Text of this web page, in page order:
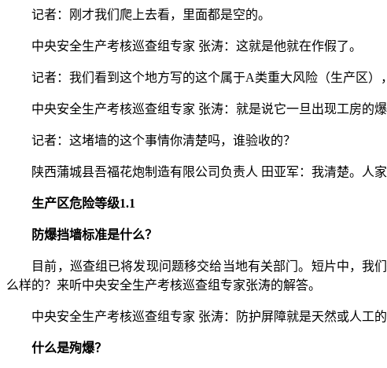
记者：刚才我们爬上去看，里面都是空的。
中央安全生产考核巡查组专家 张涛：这就是他就在作假了。
记者：我们看到这个地方写的这个属于A类重大风险（生产区）
中央安全生产考核巡查组专家 张涛：就是说它一旦出现工房的爆
记者：这堵墙的这个事情你清楚吗，谁验收的？
陕西蒲城县吾福花炮制造有限公司负责人 田亚军：我清楚。人家
生产区危险等级1.1
防爆挡墙标准是什么？
目前，巡查组已将发现问题移交给当地有关部门。短片中，我们
么样的？来听中央安全生产考核巡查组专家张涛的解答。
中央安全生产考核巡查组专家 张涛：防护屏障就是天然或人工的
什么是殉爆？